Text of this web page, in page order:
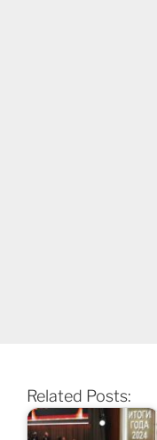
Related Posts: